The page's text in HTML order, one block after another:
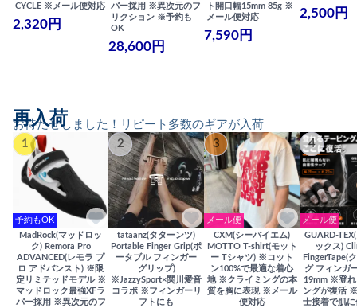
CYCLE ※メール便対応
2,320円
バー採用 ※異次元のフ
リクション ※予約も
OK
28,600円
ト開口幅15mm 85g ※
メール便対応
7,590円
2,500円
お待たせしました！リピート多数のギアが入荷
再入荷
1
予約もOK
MadRock(マッドロッ
ク) Remora Pro
ADVANCED(レモラ プ
ロ アドバンスト) ※限
定リミテッドモデル ※
マッドロック最強XFラ
バー採用 ※異次元のフ
2
tataanz(タターンツ)
Portable Finger Grip(ポ
ータブル フィンガー
グリップ)
※JazzySport×関川愛音
コラボ ※フィンガーリ
フトにも
3
メール便
CXM(シーバイエム)
MOTTO T-shirt(モット
ー Tシャツ) ※コット
ン100%で最適な着心
地 ※クライミングの本
質を胸に表現 ※メール
便対応
4
メール便
GUARD-
ックス)
FingerTape(
グ フィンガ
19mm ※登れ
ングが復活
士接着で肌